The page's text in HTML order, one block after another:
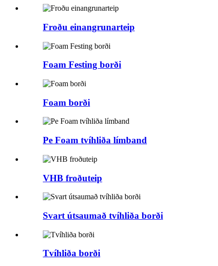
Froðu einangrunarteip
Foam Festing borði
Foam borði
Pe Foam tvíhliða límband
VHB froðuteip
Svart útsaumað tvíhliða borði
Tvíhliða borði